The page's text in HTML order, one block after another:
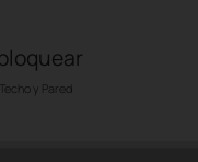
y Pared